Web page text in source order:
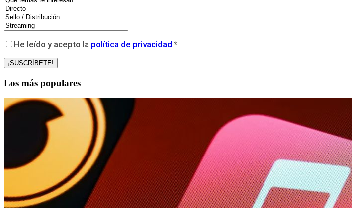
He leído y acepto la política de privacidad *
Los más populares